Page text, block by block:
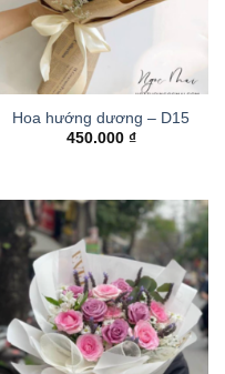
Hoa hướng dương – D15
450.000 ₫